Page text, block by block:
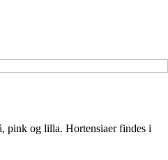
pink og lilla. Hortensiaer findes i